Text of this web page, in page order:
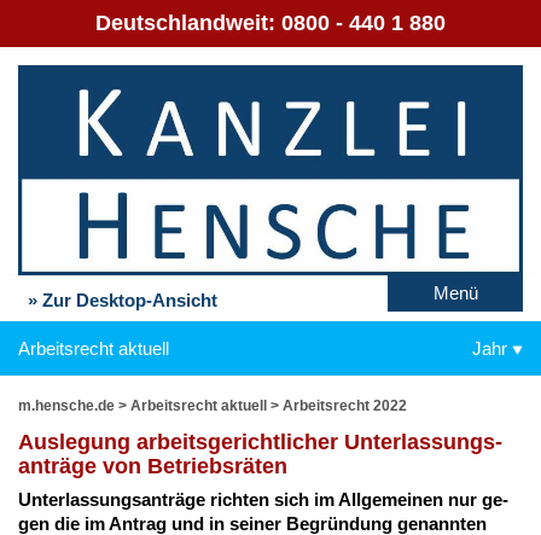
Deutschlandweit: 0800 - 440 1 880
» Zur Desktop-Ansicht Menü
Arbeitsrecht aktuell Jahr
m.hensche.de > Arbeitsrecht aktuell > Arbeitsrecht 2022
Aus­le­gung ar­beits­ge­richt­li­cher Un­ter­las­sungs­
an­trä­ge von Be­triebs­rä­ten
Un­ter­las­sungs­an­trä­ge rich­ten sich im All­ge­mei­nen nur ge­
gen die im An­trag und in sei­ner Be­grün­dung ge­nann­ten